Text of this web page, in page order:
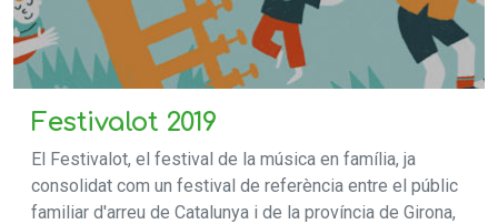
Festivalot 2019
El Festivalot, el festival de la música en família, ja
consolidat com un festival de referència entre el públic
familiar d'arreu de Catalunya i de la província de Girona,